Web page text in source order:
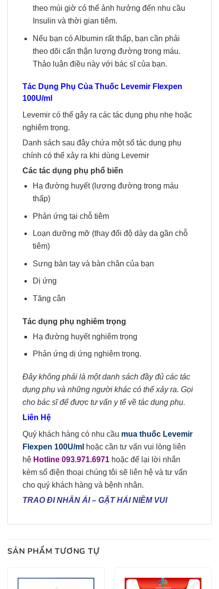
theo múi giờ có thể ảnh hưởng đến nhu cầu
Insulin và thời gian tiêm.
Nếu bạn có Albumin rất thấp, bạn cần phải
theo dõi cẩn thận lượng đường trong máu.
Thảo luận điều này với bác sĩ của bạn.
Tác Dụng Phụ Của Thuốc Levemir Flexpen
100U/ml
Levemir có thể gây ra các tác dụng phụ nhẹ hoặc
nghiêm trọng.
Danh sách sau đây chứa một số tác dụng phụ
chính có thể xảy ra khi dùng Levemir
Các tác dụng phụ phổ biến
Hạ đường huyết (lượng đường trong máu
thấp)
Phản ứng tại chỗ tiêm
Loạn dưỡng mỡ (thay đổi độ dày da gần chỗ
tiêm)
Sưng bàn tay và bàn chân của bạn
Dị ứng
Tăng cân
Tác dụng phụ nghiêm trọng
Hạ đường huyết nghiêm trọng
Phản ứng dị ứng nghiêm trọng.
Đây không phải là một danh sách đầy đủ các tác
dụng phụ và những người khác có thể xảy ra. Gọi
cho bác sĩ để được tư vấn y tế về tác dụng phụ.
Liên Hệ
Quý khách hàng có nhu cầu mua thuốc Levemir
Flexpen 100U/ml hoặc cần tư vấn vui lòng liên
hệ Hotline 093.971.6971 hoặc để lại lời nhắn
kèm số điện thoại chúng tôi sẽ liên hệ và tư vấn
cho quý khách hàng và bệnh nhân.
TRAO ĐI NHÂN ÁI– GẶT HÁI NIỀM VUI
SẢN PHẨM TƯƠNG TỰ